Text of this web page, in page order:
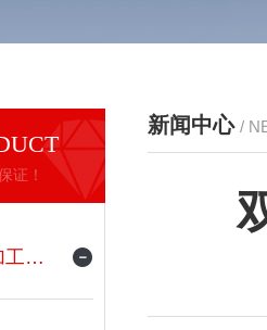
证！
PL系列线轨型立式加工中心
新闻中心 /